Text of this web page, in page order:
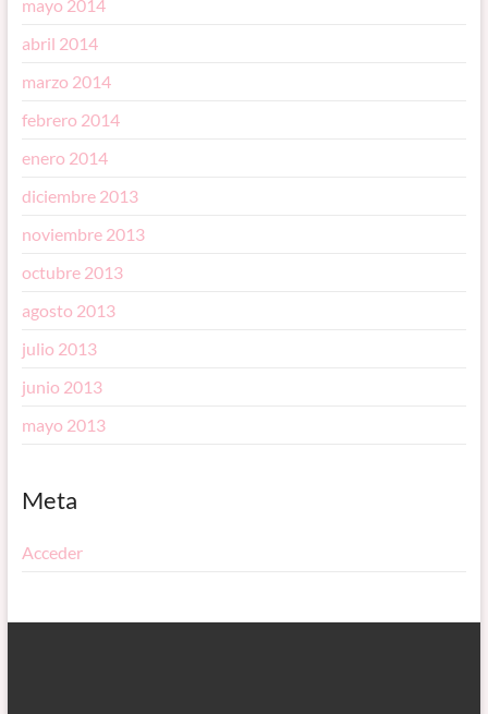
mayo 2014
abril 2014
marzo 2014
febrero 2014
enero 2014
diciembre 2013
noviembre 2013
octubre 2013
agosto 2013
julio 2013
junio 2013
mayo 2013
Meta
Acceder